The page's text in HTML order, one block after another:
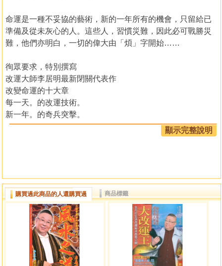
命運是一種不妥協的藝術，新的一年所有的機會，只留給已
準備及從未灰心的人。這些人，習慣災難，因此必可戰勝災
難，他們亦明白，一切的偉大由「煩」字開始……
徇眾要求，特別撰寫
改運大師李居明最新閉關代表作
改變命運的十大章
每一天。的改運技術。
新一年。的奇兵突擊。
愛一生。的嘉言雋語。
生命之中所能承受的失去與挫折雖然很多，只要打開我
們的心，幸福好事馬上就會來，很多時幸福是要靠點不幸來
襯托，才令人體驗人間有情，原來人世間有這麼多的美。你
辛苦，因為你要求的比較複雜；你辛苦，因為你處處太精
明；你有多少次，把一根繩看作一條毒蛇；你有多少次，把
契機看成危機；你辛苦，因為你每一次都在退潮時埋怨海。
顯示完整說明
購買過此商品的人還購買過 商品標籤